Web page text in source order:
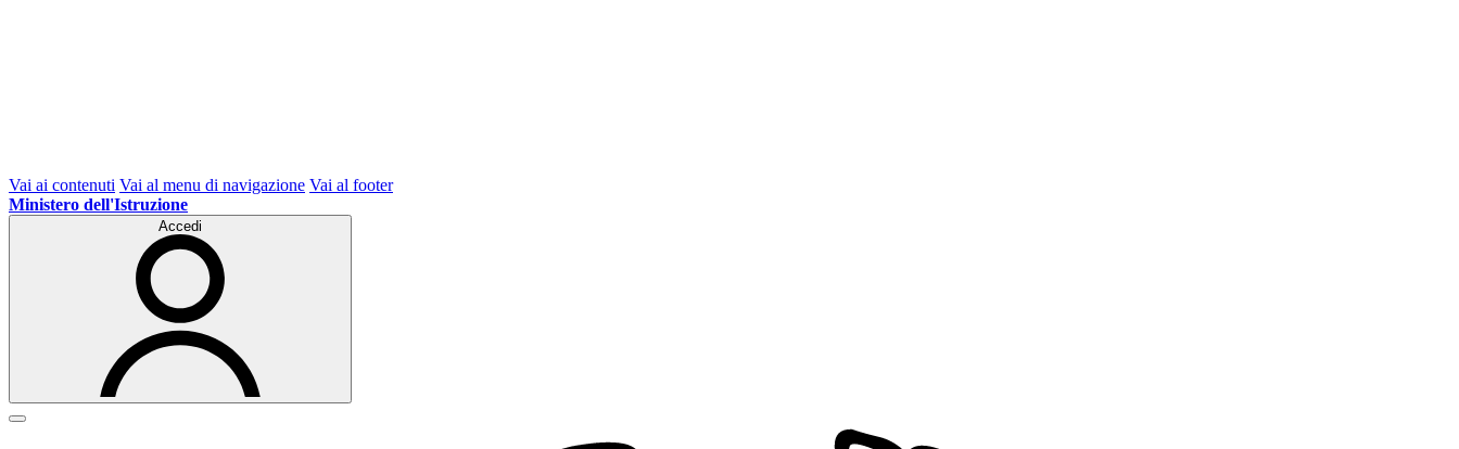
Vai ai contenuti Vai al menu di navigazione Vai al footer
Ministero dell'Istruzione
Accedi